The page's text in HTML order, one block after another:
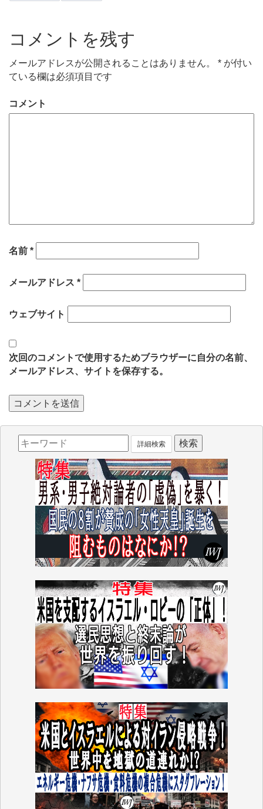
コメントを残す
メールアドレスが公開されることはありません。 * が付い
ている欄は必須項目です
コメント
名前 *
メールアドレス *
ウェブサイト
次回のコメントで使用するためブラウザーに自分の名前、
メールアドレス、サイトを保存する。
詳細検索